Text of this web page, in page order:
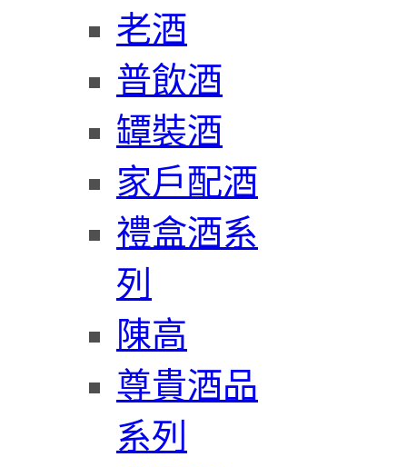
老酒
普飲酒
罈裝酒
家戶配酒
禮盒酒系
列
陳高
尊貴酒品
系列